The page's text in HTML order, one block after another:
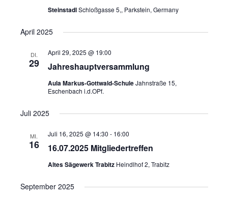
SteinstadlSchloßgasse 5,, Parkstein, Germany
April 2025
DI.
29 Jahreshauptversammlung
April 29, 2025 @ 19:00
Aula Markus-Gottwald-SchuleJahnstraße 15,
Eschenbach i.d.OPf.
Juli 2025
MI.
16 16.07.2025 Mitgliedertreffen
Juli 16, 2025 @ 14:30 - 16:00
Altes Sägewerk Trabitz Heindlhof 2, Trabitz
September 2025